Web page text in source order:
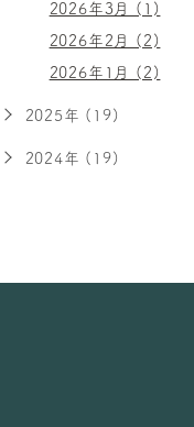
2026年3月 (1)
2026年2月 (2)
2026年1月 (2)
2025年 (19)
2024年 (19)